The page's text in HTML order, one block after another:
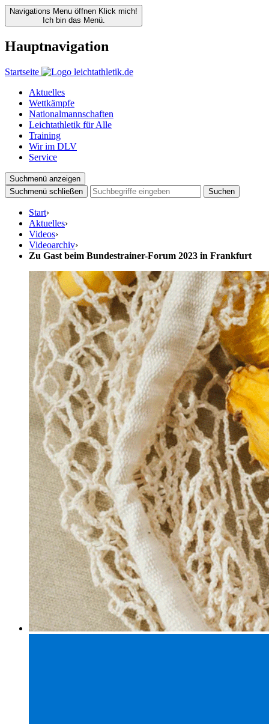
Navigations Menu öffnen Klick mich!
Ich bin das Menü.
Hauptnavigation
Startseite
Aktuelles
Wettkämpfe
Nationalmannschaften
Leichtathletik für Alle
Training
Wir im DLV
Service
Suchmenü anzeigen
Suchmenü schließen
Suchen
Start›
Aktuelles›
Videos›
Videoarchiv›
Zu Gast beim Bundestrainer-Forum 2023 in Frankfurt